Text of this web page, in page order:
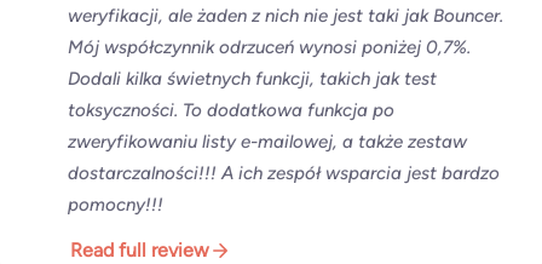
weryfikacji, ale żaden z nich nie jest taki jak Bouncer.
Mój współczynnik odrzuceń wynosi poniżej 0,7%.
Dodali kilka świetnych funkcji, takich jak test
toksyczności. To dodatkowa funkcja po
zweryfikowaniu listy e-mailowej, a także zestaw
dostarczalności!!! A ich zespół wsparcia jest bardzo
pomocny!!!
Read full review